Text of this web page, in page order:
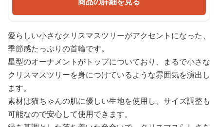
愛らしい小さなクリスマスツリーがアクセントになった、
季節感たっぷりの首輪です。
星型のオーナメントがトップについており、まるで小さな
クリスマスツリーを身につけているような雰囲気を演出し
ます。
素材は猫ちゃんの肌に優しい生地を使用し、サイズ調整も
可能なので安心して使用できます。